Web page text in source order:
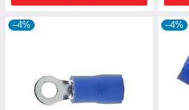
–4% –4%